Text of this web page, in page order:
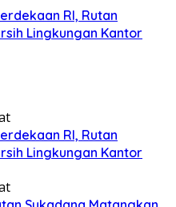
RI, Rutan
Lingkungan Kantor
RI, Rutan
Lingkungan Kantor